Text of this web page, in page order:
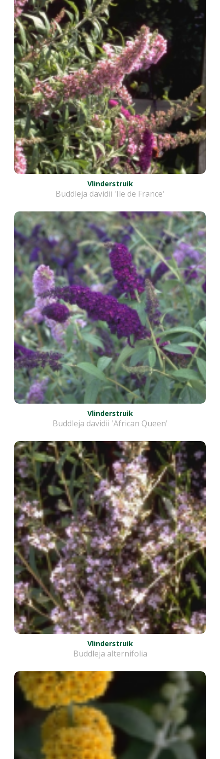
Vlinderstruik
Buddleja davidii 'Ile de France'
Vlinderstruik
Buddleja davidii 'African Queen'
Vlinderstruik
Buddleja alternifolia